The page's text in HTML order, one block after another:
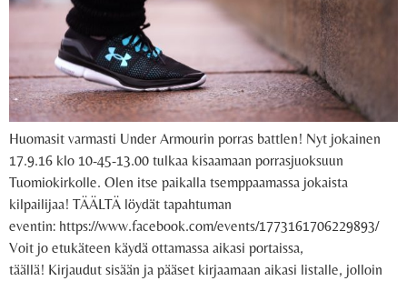
Huomasit varmasti Under Armourin porras battlen! Nyt jokainen
17.9.16 klo 10-45-13.00 tulkaa kisaamaan porrasjuoksuun
Tuomiokirkolle. Olen itse paikalla tsemppaamassa jokaista
kilpailijaa! TÄÄLTÄ löydät tapahtuman
eventin: https://www.facebook.com/events/1773161706229893/
Voit jo etukäteen käydä ottamassa aikasi portaissa,
täällä! Kirjaudut sisään ja pääset kirjaamaan aikasi listalle, jolloin